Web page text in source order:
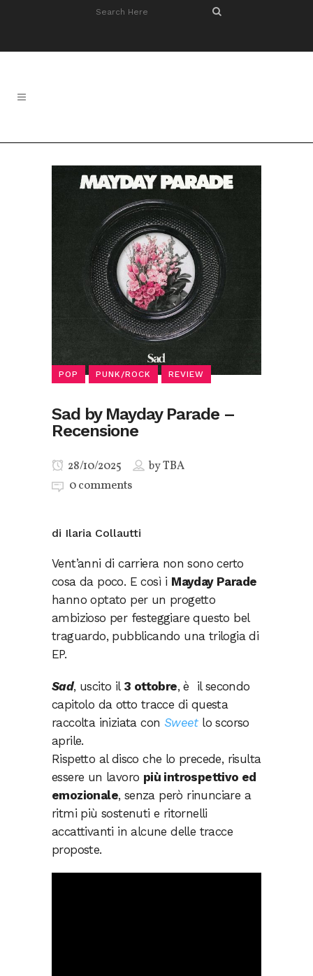
POP PUNK/ROCK REVIEW
Sad by Mayday Parade –
Recensione
28/10/2025 byTBA
0 comments
di Ilaria Collautti
Vent’anni di carriera non sono certo
cosa da poco. E così i Mayday Parade
hanno optato per un progetto
ambizioso per festeggiare questo bel
traguardo, pubblicando una trilogia di
EP.
Sad, uscito il 3 ottobre, è il secondo
capitolo da otto tracce di questa
raccolta iniziata con Sweetlo scorso
aprile.
Rispetto al disco che lo precede, risulta
essere un lavoro più introspettivo ed
emozionale, senza però rinunciare a
ritmi più sostenuti e ritornelli
accattivanti in alcune delle tracce
proposte.